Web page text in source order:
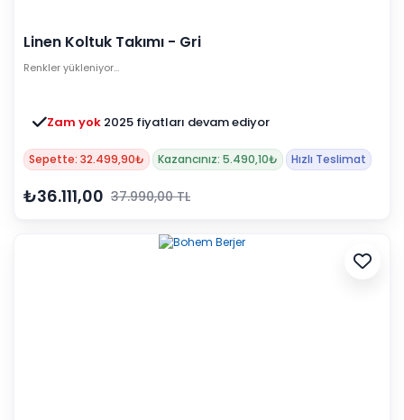
Linen Koltuk Takımı - Gri
Renkler yükleniyor…
Zam yok 2025 fiyatları devam ediyor
Sepette: 32.499,90₺ Kazancınız: 5.490,10₺ Hızlı Teslimat
₺36.111,00 37.990,00 TL